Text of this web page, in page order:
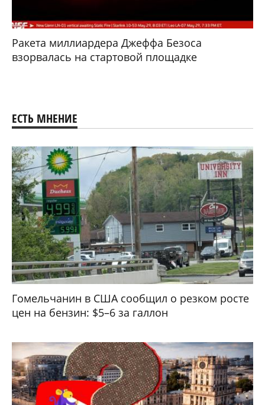
Ракета миллиардера Джеффа Безоса
взорвалась на стартовой площадке
ЕСТЬ МНЕНИЕ
Гомельчанин в США сообщил о резком росте
цен на бензин: $5–6 за галлон